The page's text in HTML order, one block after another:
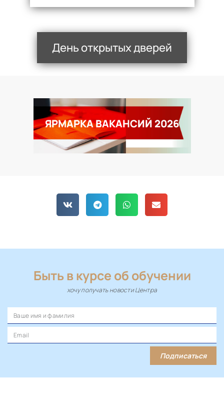
День открытых дверей
ЯРМАРКА ВАКАНСИЙ 2026
Быть в курсе об обучении
хочу получать новости Центра
Подписаться